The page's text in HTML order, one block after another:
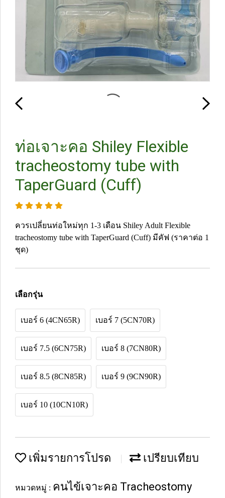
ท่อเจาะคอ Shiley Flexible
tracheostomy tube with
TaperGuard (Cuff)
ควรเปลี่ยนท่อใหม่ทุก 1-3 เดือน Shiley Adult Flexible
tracheostomy tube with TaperGuard (Cuff) มีคัฟ (ราคาต่อ 1
ชุด)
เลือกรุ่น
เบอร์ 6 (4CN65R) เบอร์ 7 (5CN70R)
เบอร์ 7.5 (6CN75R) เบอร์ 8 (7CN80R)
เบอร์ 8.5 (8CN85R) เบอร์ 9 (9CN90R)
เบอร์ 10 (10CN10R)
เพิ่มรายการโปรด เปรียบเทียบ
หมวดหมู่ : คนไข้เจาะคอ Tracheostomy